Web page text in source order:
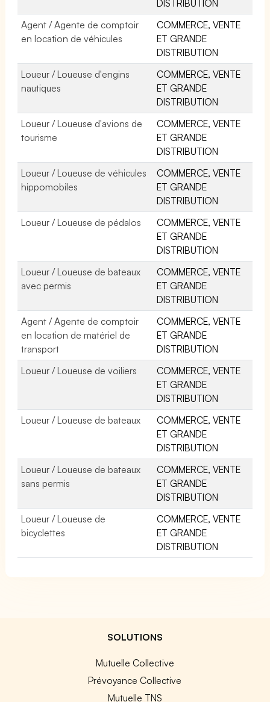
DISTRIBUTION
Agent / Agente de comptoir
en location de véhicules
COMMERCE, VENTE
ET GRANDE
DISTRIBUTION
Loueur / Loueuse d'engins
nautiques
COMMERCE, VENTE
ET GRANDE
DISTRIBUTION
Loueur / Loueuse d'avions de
tourisme
COMMERCE, VENTE
ET GRANDE
DISTRIBUTION
Loueur / Loueuse de véhicules
hippomobiles
COMMERCE, VENTE
ET GRANDE
DISTRIBUTION
Loueur / Loueuse de pédalos
COMMERCE, VENTE
ET GRANDE
DISTRIBUTION
Loueur / Loueuse de bateaux
avec permis
COMMERCE, VENTE
ET GRANDE
DISTRIBUTION
Agent / Agente de comptoir
en location de matériel de
transport
COMMERCE, VENTE
ET GRANDE
DISTRIBUTION
Loueur / Loueuse de voiliers
COMMERCE, VENTE
ET GRANDE
DISTRIBUTION
Loueur / Loueuse de bateaux
COMMERCE, VENTE
ET GRANDE
DISTRIBUTION
Loueur / Loueuse de bateaux
sans permis
COMMERCE, VENTE
ET GRANDE
DISTRIBUTION
Loueur / Loueuse de
bicyclettes
COMMERCE, VENTE
ET GRANDE
DISTRIBUTION
SOLUTIONS
Mutuelle Collective
Prévoyance Collective
Mutuelle TNS